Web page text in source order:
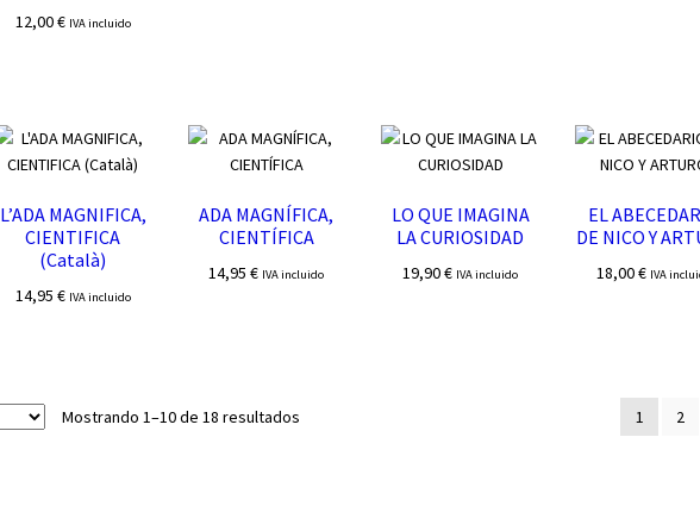
12,00€ IVA incluido
L’ADA MAGNIFICA,
CIENTIFICA
(Català)
14,95 € IVA incluido
ADA MAGNÍFICA,
CIENTÍFICA
14,95€ IVA incluido
LO QUE IMAGINA
LA CURIOSIDAD
19,90€ IVA incluido
EL
DE NICO Y
18,00€ IVA
Mostrando 1–10 de 18 resultados 1 2